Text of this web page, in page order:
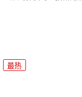
最热